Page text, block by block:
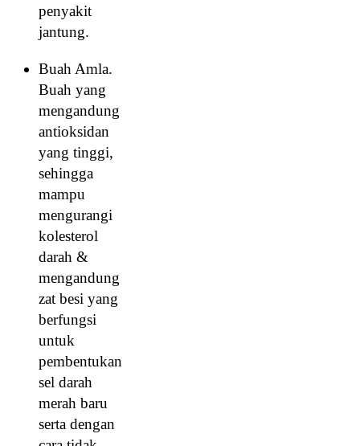
penyakit
jantung.
Buah Amla.
Buah yang
mengandung
antioksidan
yang tinggi,
sehingga
mampu
mengurangi
kolesterol
darah &
mengandung
zat besi yang
berfungsi
untuk
pembentukan
sel darah
merah baru
serta dengan